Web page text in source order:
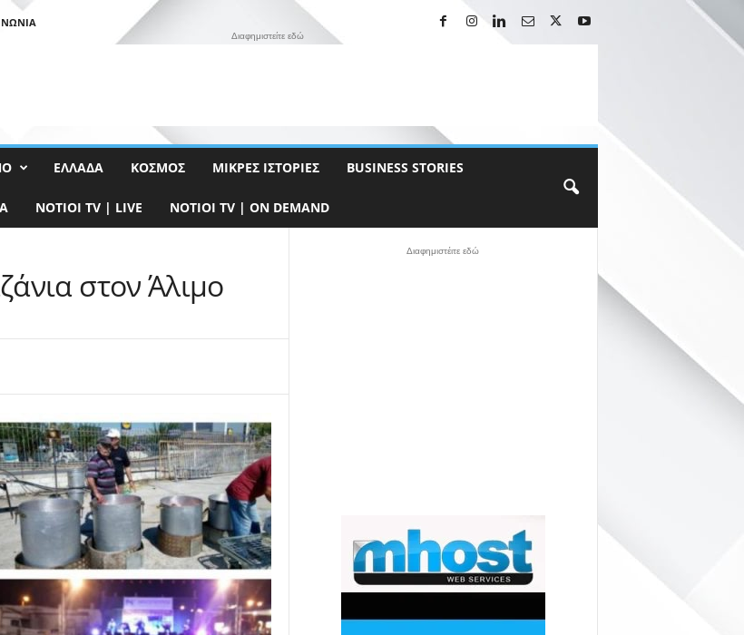
Διαφημιστείτε εδώ
ΕΛΛΆΔΑ ΚΌΣΜΟΣ ΜΙΚΡΈΣ ΙΣΤΟΡΊΕΣ BUSINESS STORIES
NOTIOI TV | LIVE NOTIOI TV | ON DEMAND
στον Άλιμο
Διαφημιστέιτε εδώ